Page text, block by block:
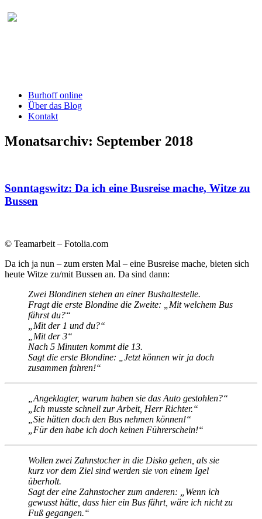
Burhoff online
Über das Blog
Kontakt
Monatsarchiv: September 2018
Sonntagswitz: Da ich eine Busreise mache, Witze zu
Bussen
© Teamarbeit – Fotolia.com
Da ich ja nun – zum ersten Mal – eine Busreise mache, bieten sich
heute Witze zu/mit Bussen an. Da sind dann:
Zwei Blondinen stehen an einer Bushaltestelle.
Fragt die erste Blondine die Zweite: „Mit welchem Bus
fährst du?“
„Mit der 1 und du?“
„Mit der 3“
Nach 5 Minuten kommt die 13.
Sagt die erste Blondine: „Jetzt können wir ja doch
zusammen fahren!“
„Angeklagter, warum haben sie das Auto gestohlen?“
„Ich musste schnell zur Arbeit, Herr Richter.“
„Sie hätten doch den Bus nehmen können!“
„Für den habe ich doch keinen Führerschein!“
Wollen zwei Zahnstocher in die Disko gehen, als sie
kurz vor dem Ziel sind werden sie von einem Igel
überholt.
Sagt der eine Zahnstocher zum anderen: „Wenn ich
gewusst hätte, dass hier ein Bus fährt, wäre ich nicht zu
Fuß gegangen.“